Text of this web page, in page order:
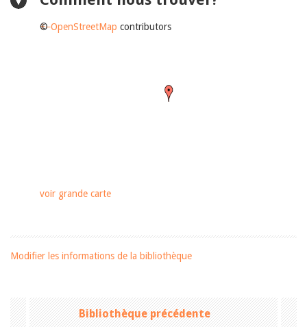
+−
©OpenStreetMap contributors
voir grande carte
Modifier les informations de la bibliothèque
Bibliothèque précédente